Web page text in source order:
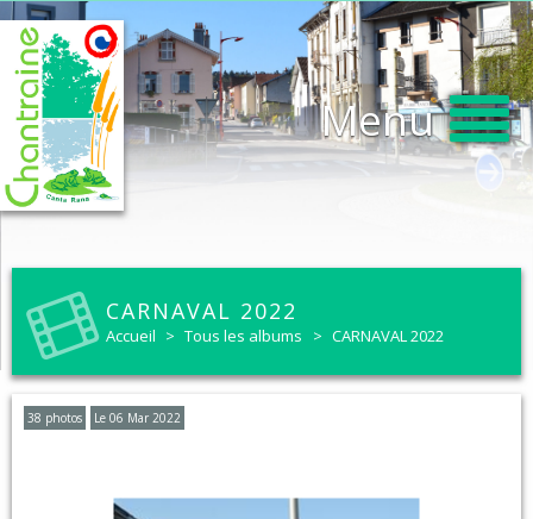
Menu
CARNAVAL 2022
Accueil > Tous les albums > CARNAVAL 2022
38 photos Le 06 Mar 2022